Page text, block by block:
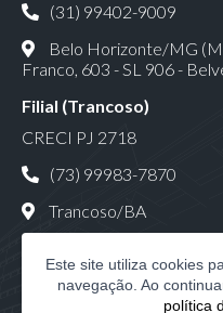
(31) 99402-9009
Belo Horizonte/MG
Franco, 603 - SL 906 -
Filial (Trancoso)
CRECI PJ 2718
(73) 99983-7870
Trancoso/BA
Este site utiliza cookies
navegação. Ao
política